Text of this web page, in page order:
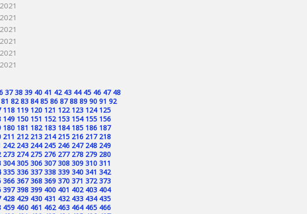
37 38 39 40 41 42 43 44 45 46 47 48
81 82 83 84 85 86 87 88 89 90 91 92
118 119 120 121 122 123 124 125
149 150 151 152 153 154 155 156
180 181 182 183 184 185 186 187
211 212 213 214 215 216 217 218
242 243 244 245 246 247 248 249
273 274 275 276 277 278 279 280
304 305 306 307 308 309 310 311
335 336 337 338 339 340 341 342
366 367 368 369 370 371 372 373
397 398 399 400 401 402 403 404
428 429 430 431 432 433 434 435
459 460 461 462 463 464 465 466